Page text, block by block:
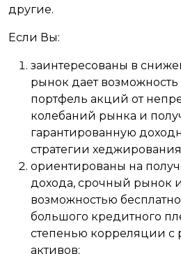
другие.
Если Вы:
заинтересованы в
рынок дает возможность
портфель акций от
колебаний рынка и
гарантированную
стратегии
ориентированы на
дохода, срочный рынок
возможностью
большого кредитного
степенью корреляции с
активов;